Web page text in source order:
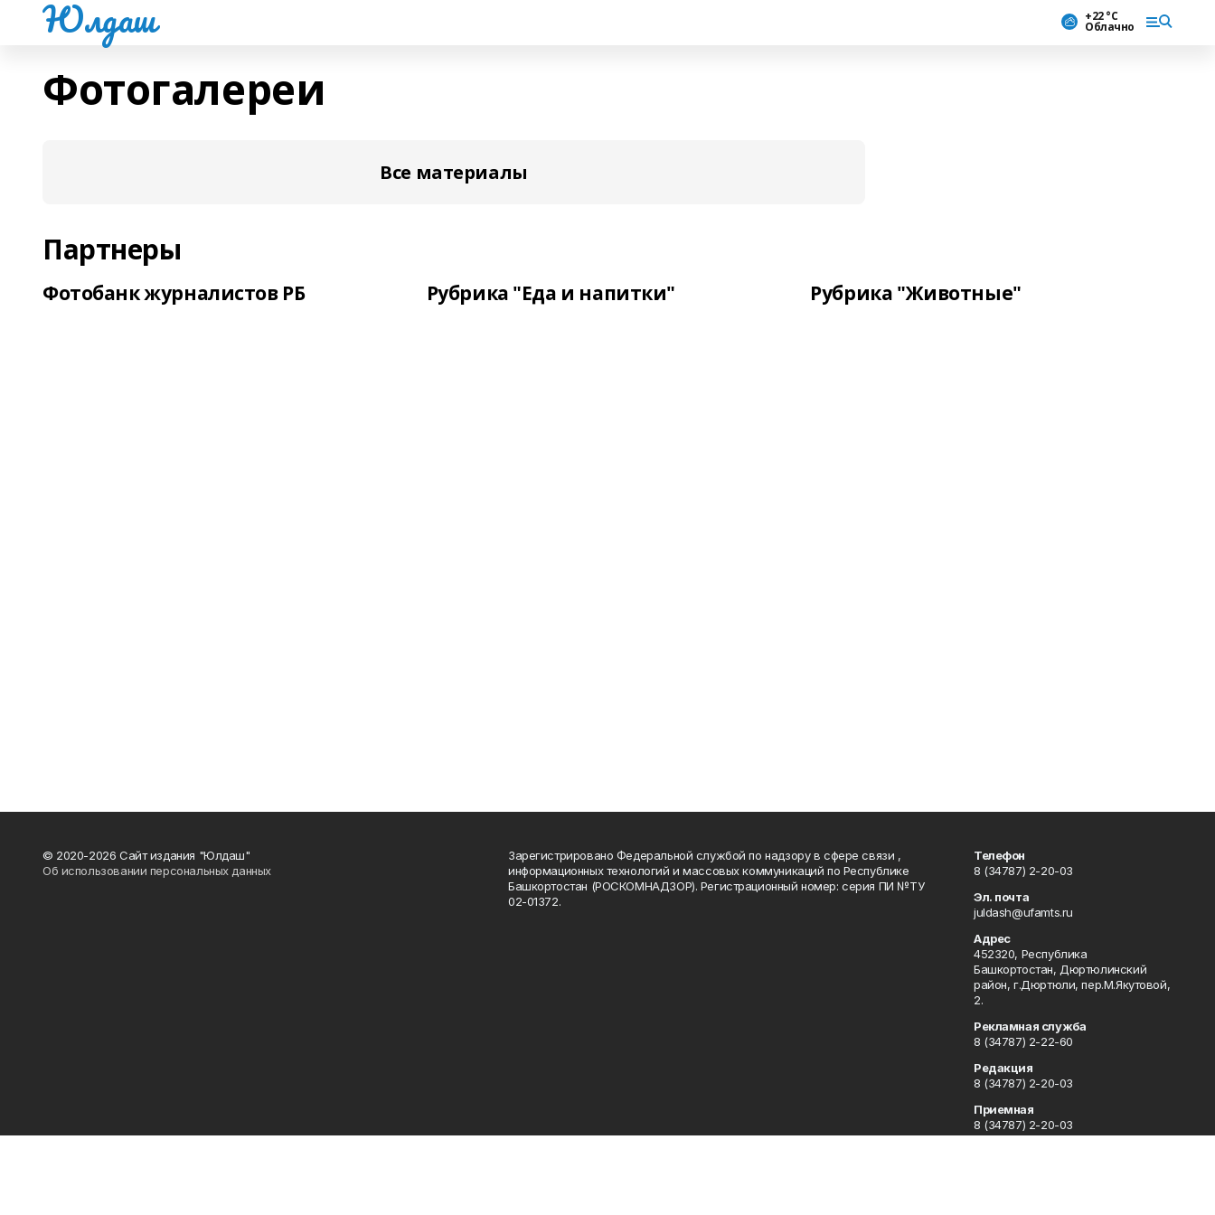
Юлдаш +22 °С
Облачно
Фотогалереи
Все материалы
Партнеры
Фотобанк журналистов РБ Рубрика "Еда и напитки" Рубрика "Животные"
© 2020-2026 Сайт издания "Юлдаш"
Об использовании персональных данных
Зарегистрировано Федеральной службой по надзору в сфере связи ,
информационных технологий и массовых коммуникаций по Республике
Башкортостан (РОСКОМНАДЗОР). Регистрационный номер: серия ПИ №ТУ
02-01372.
Телефон
8 (34787) 2-20-03
Эл. почта
juldash@ufamts.ru
Адрес
452320, Республика
Башкортостан, Дюртюлинский
район, г.Дюртюли, пер.М.Якутовой,
2.
Рекламная служба
8 (34787) 2-22-60
Редакция
8 (34787) 2-20-03
Приемная
8 (34787) 2-20-03